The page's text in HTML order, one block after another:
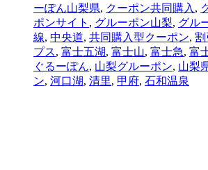
ーぽん山梨県, クーポン共同購入 ,
ポンサイト , グルーポン山梨, グル
線, 中央道, 共同購入型クーポン, 割
プス, 富士五湖, 富士山, 富士急, 富
ぐるーぽん, 山梨グルーポン, 山梨
ン, 河口湖, 清里, 甲府, 石和温泉